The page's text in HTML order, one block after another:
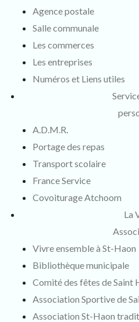
Agence postale
Salle communale
Les commerces
Les entreprises
Numéros et Liens utiles
A.D.M.R.
Portage des repas
Transport scolaire
France Service
Covoiturage Atchoom
La
Vivre ensemble à St-Haon
Bibliothèque municipale
Comité des fêtes de Saint
Association Sportive de
Association St-Haon